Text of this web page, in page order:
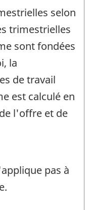
selon
trimestrielles
sont fondées
la
de travail
est calculé en
l'offre et de
pas à